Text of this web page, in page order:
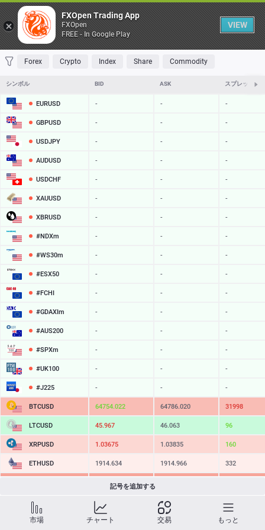
Table
FAVORITES MOST TRADED TOP RISERS TOP FALLERS MOST
Forex Crypto Index Share Commodity
シンボル BID ASK スプレッド
EURUSD - - -
GBPUSD - - -
USDJPY - - -
AUDUSD - - -
USDCHF - - -
XAUUSD - - -
XBRUSD - - -
#NDXm - - -
#WS30m - - -
#ESX50 - - -
#FCHI - - -
#GDAXIm - - -
#AUS200 - - -
#SPXm - - -
#UK100 - - -
#J225 - - -
BTCUSD 64754.022 64786.020 31998
LTCUSD 45.967 46.063 96
XRPUSD 1.03675 1.03835 160
ETHUSD 1914.634 1914.966 332
215.099
SOLUSD 76.04
TSLA - - -
記号を追加する
市場 チャート 交易 もっと
FXOpen Trading App
FXOpen
FREE - In Google Play
VIEW